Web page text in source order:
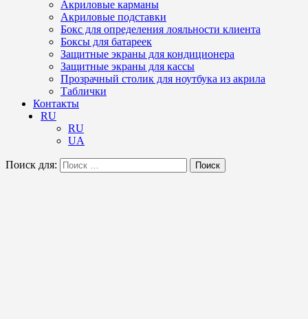
Акриловые карманы
Акриловые подставки
Бокс для определения лояльности клиента
Боксы для батареек
Защитные экраны для кондиционера
Защитные экраны для кассы
Прозрачный столик для ноутбука из акрила
Таблички
Контакты
RU
RU
UA
Поиск для: Поиск